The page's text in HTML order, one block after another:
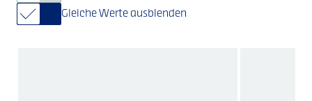
Gleiche Werte ausblenden